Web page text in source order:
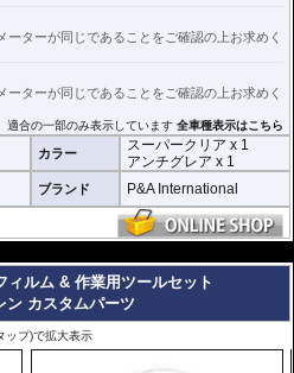
スーパークリア :耐摩耗性が非常に高く、
とんどわからなくなります。
アンチグレア :マット仕上げが施され、太
陽光などによる反射を軽減。視認性の低下
を防ぎ、メーターを読み取りやすくしま
す。もちろん傷に対しても有効です。
取付キット付属 :取り付けに便利なクリー
粘着シート、気泡の混入を防ぎ、きれいに
います。
時間から２日ほどで自然に気泡が消える
なりました。
ーを痛めることがありません。フィルム
す。
ターが同じであることをご確認の上お求めく
ターが同じであることをご確認の上お求めく
適合の一部のみ表示しています全車種表示はこちら
カラー
スーパークリア x 1
アンチグレア x 1
ブランド P&A International
ィルム & 作業用ツールセット
ン カスタムパーツ
ップ)で拡大表示